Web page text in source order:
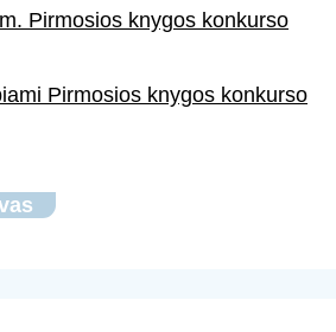
Pirmosios knygos konkurso
Pirmosios knygos konkurso